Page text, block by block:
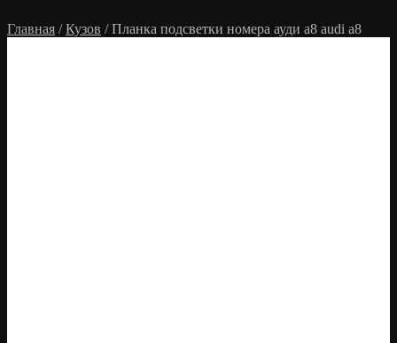
Главная /Кузов / Планка подсветки номера ауди а8 audi a8